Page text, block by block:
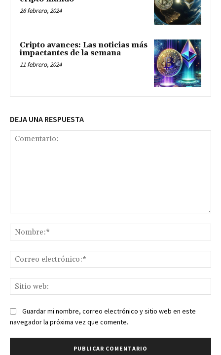
26 febrero, 2024
Cripto avances: Las noticias más
impactantes de la semana
11 febrero, 2024
DEJA UNA RESPUESTA
Guardar mi nombre, correo electrónico y sitio web en este
navegador la próxima vez que comente.